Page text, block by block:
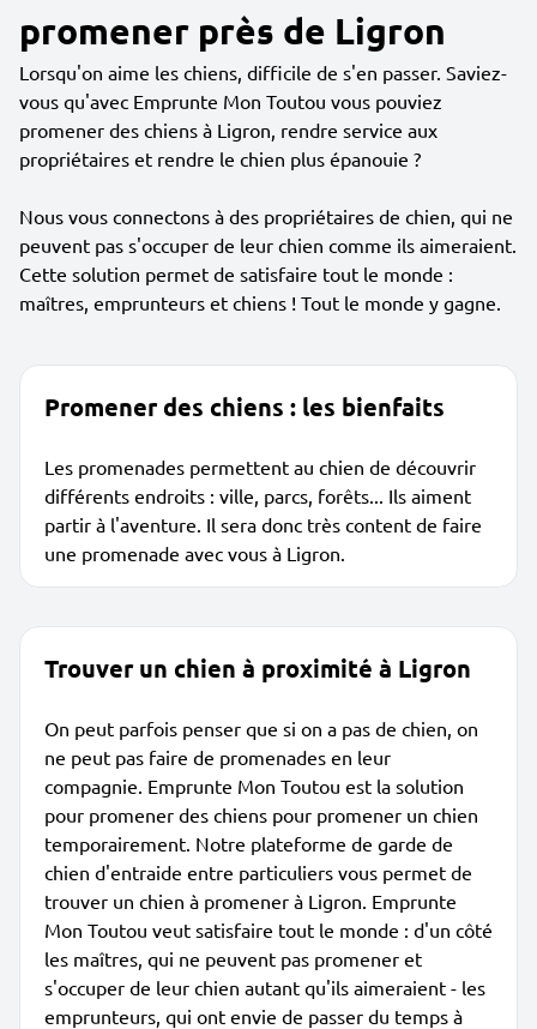
promener près de Ligron
Lorsqu'on aime les chiens, difficile de s'en passer. Saviez-
vous qu'avec Emprunte Mon Toutou vous pouviez
promener des chiens à Ligron, rendre service aux
propriétaires et rendre le chien plus épanouie ?
Nous vous connectons à des propriétaires de chien, qui ne
peuvent pas s'occuper de leur chien comme ils aimeraient.
Cette solution permet de satisfaire tout le monde :
maîtres, emprunteurs et chiens ! Tout le monde y gagne.
Promener des chiens : les bienfaits
Les promenades permettent au chien de découvrir
différents endroits : ville, parcs, forêts... Ils aiment
partir à l'aventure. Il sera donc très content de faire
une promenade avec vous à Ligron.
Trouver un chien à proximité à Ligron
On peut parfois penser que si on a pas de chien, on
ne peut pas faire de promenades en leur
compagnie. Emprunte Mon Toutou est la solution
pour promener des chiens pour promener un chien
temporairement. Notre plateforme de garde de
chien d'entraide entre particuliers vous permet de
trouver un chien à promener à Ligron. Emprunte
Mon Toutou veut satisfaire tout le monde : d'un côté
les maîtres, qui ne peuvent pas promener et
s'occuper de leur chien autant qu'ils aimeraient - les
emprunteurs, qui ont envie de passer du temps à